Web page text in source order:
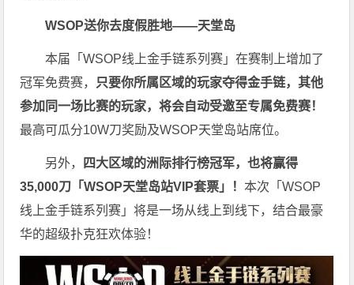
WSOP送你去度假胜地——天堂岛
本届「WSOP线上金手链系列赛」在赛制上增加了
冠军免费赛， 只要你所属区域的玩家夺得金手链，其他
参加同一场比赛的玩家，将会自动受邀至专属免费赛！
最高可瓜分10W刀奖励及WSOP天堂岛站席位。
另外，
四大区域的洲际排行榜冠军，也将赢得
35,000刀「WSOP天堂岛站VIP套票」！本次「WSOP
线上金手链系列赛」将是一场从线上到线下，结合最豪
华的超级扑克狂欢体验！